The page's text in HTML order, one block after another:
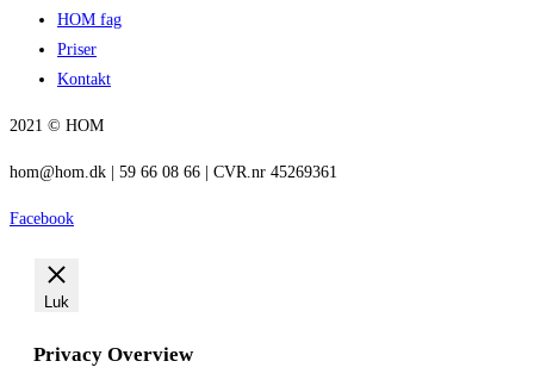
HOM fag
Priser
Kontakt
2021 © HOM
hom@hom.dk | 59 66 08 66 | CVR.nr 45269361
Facebook
Luk
Privacy Overview